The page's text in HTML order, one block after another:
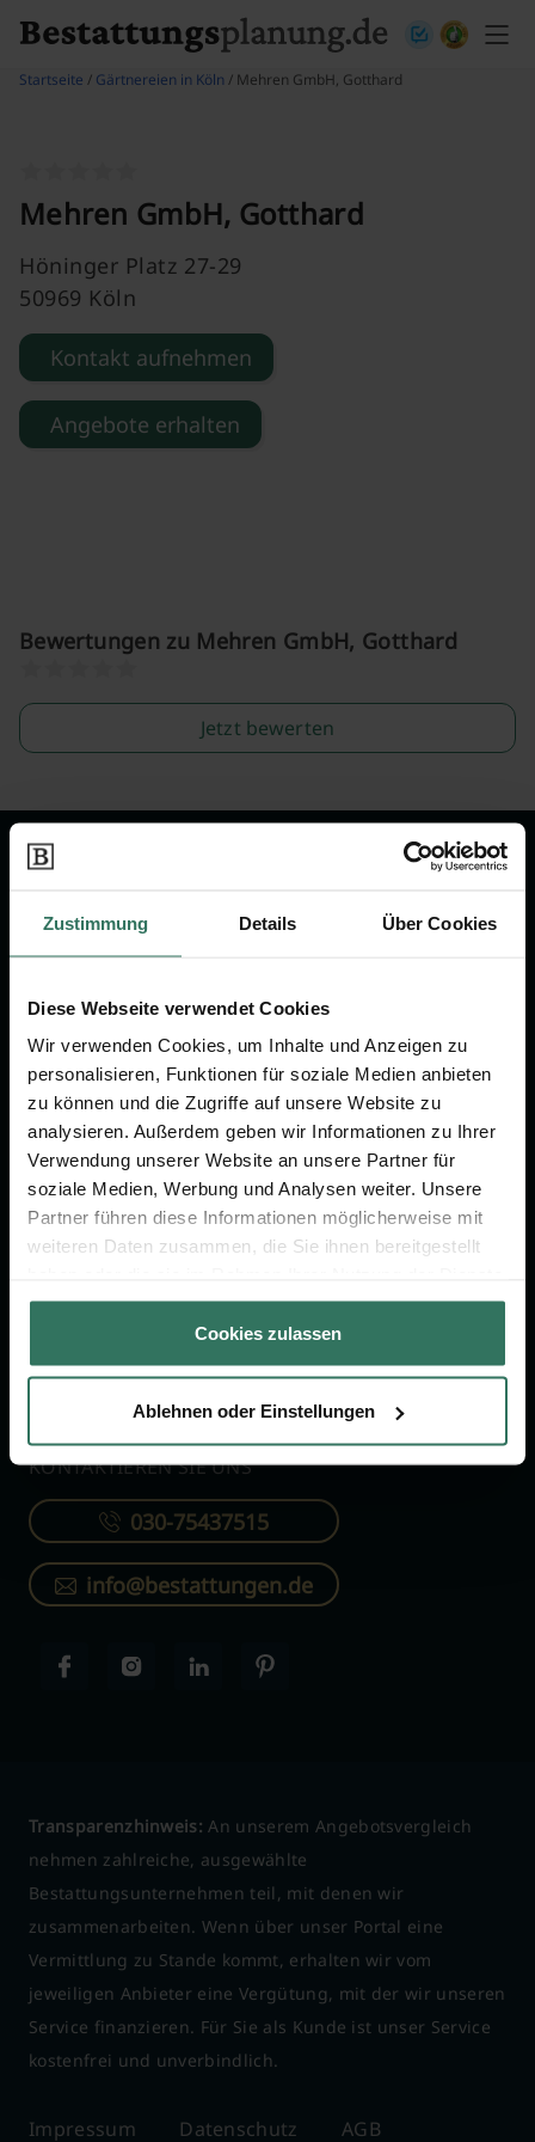
Zustimmung Details Über Cookies
Diese Webseite verwendet Cookies
Wir verwenden Cookies, um Inhalte und Anzeigen zu
personalisieren, Funktionen für soziale Medien anbieten
zu können und die Zugriffe auf unsere Website zu
analysieren. Außerdem geben wir Informationen zu Ihrer
Verwendung unserer Website an unsere Partner für
soziale Medien, Werbung und Analysen weiter. Unsere
Partner führen diese Informationen möglicherweise mit
weiteren Daten zusammen, die Sie ihnen bereitgestellt
gesammelt haben.
Cookies zulassen
Ablehnen oder Einstellungen
Startseite / Gärtnereien in Köln / Mehren GmbH, Gotthard
Mehren GmbH, Gotthard
Höninger Platz 27-29
50969 Köln
Kontakt aufnehmen
Angebote erhalten
Bewertungen zu Mehren GmbH, Gotthard
Jetzt bewerten
Wir sind Ihr Ansprechpartner rund
um das Thema Bestattung &
Vorsorge.
Jetzt beraten lassen
FÜR SIE
Vergleich
Ratgeber
Verzeichnis
FÜR BESTATTER
Online-Portal
Kostenlos registrieren
KONTAKTIEREN SIE UNS
030-75437515
info@bestattungen.de
Transparenzhinweis: An unserem Angebotsvergleich
nehmen zahlreiche, ausgewählte
Bestattungsunternehmen teil, mit denen wir
zusammenarbeiten. Wenn über unser Portal eine
Vermittlung zu Stande kommt, erhalten wir vom
jeweiligen Anbieter eine Vergütung, mit der wir unseren
Service finanzieren. Für Sie als Kunde ist unser Service
kostenfrei und unverbindlich.
Impressum Datenschutz AGB